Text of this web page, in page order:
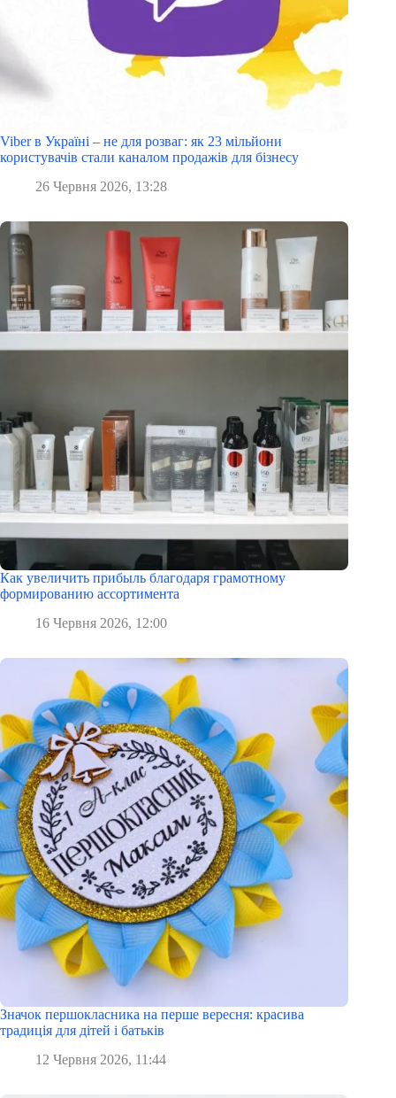
Viber в Україні – не для розваг: як 23 мільйони
користувачів стали каналом продажів для бізнесу
26 Червня 2026, 13:28
Как увеличить прибыль благодаря грамотному
формированию ассортимента
16 Червня 2026, 12:00
Значок першокласника на перше вересня: красива
традиція для дітей і батьків
12 Червня 2026, 11:44